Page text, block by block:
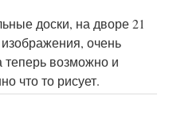
доски, на дворе 21
очень
теперь возможно и
что то рисует.